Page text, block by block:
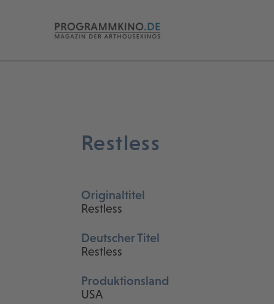
Restless
Originaltitel
Restless
Deutscher Titel
Restless
Produktionsland
USA